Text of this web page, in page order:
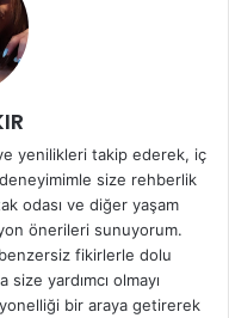
yenilikleri takip ederek, iç
size rehberlik
odası ve diğer yaşam
önerileri sunuyorum.
fikirlerle dolu
yardımcı olmayı
bir araya getirerek